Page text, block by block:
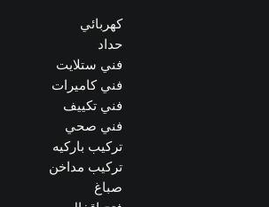
كهربائي
حداد
فني ستلايت
فني كاميرات
فني تكييف
فني صحي
تركيب باركيه
تركيب مداخن
صباغ